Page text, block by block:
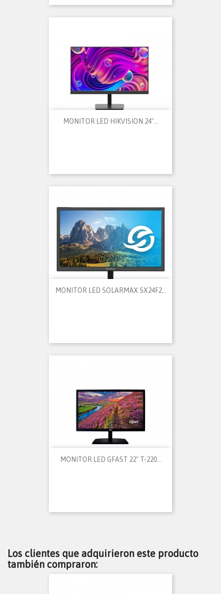
MONITOR LED HIKVISION 24"...
MONITOR LED SOLARMAX SX24F2...
MONITOR LED GFAST 22" T-220...
Los clientes que adquirieron este producto
también compraron: